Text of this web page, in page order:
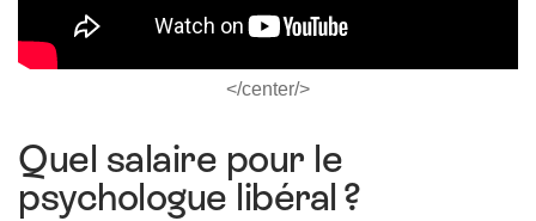
</center/>
Quel salaire pour le
psychologue libéral ?